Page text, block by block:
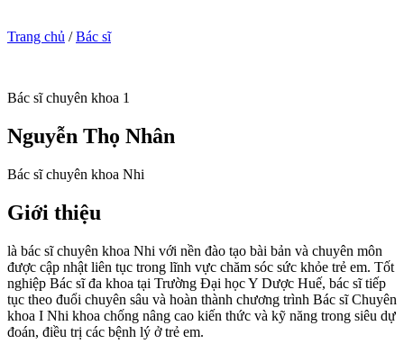
Trang chủ /Bác sĩ
Bác sĩ chuyên khoa 1
Nguyễn Thọ Nhân
Bác sĩ chuyên khoa Nhi
Giới thiệu
là bác sĩ chuyên khoa Nhi với nền đào tạo bài bản và chuyên môn
được cập nhật liên tục trong lĩnh vực chăm sóc sức khỏe trẻ em. Tốt
nghiệp Bác sĩ đa khoa tại Trường Đại học Y Dược Huế, bác sĩ tiếp
tục theo đuổi chuyên sâu và hoàn thành chương trình Bác sĩ Chuyên
khoa I Nhi khoa chống nâng cao kiến ​​thức và kỹ năng trong siêu dự
đoán, điều trị các bệnh lý ở trẻ em.